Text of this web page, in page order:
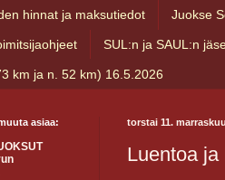
hinnat ja maksutiedot Juokse
SUL:n ja SAUL:n
km ja n. 52 km) 16.5.2026
torstai 11.
Luentoa ja
asiaa: